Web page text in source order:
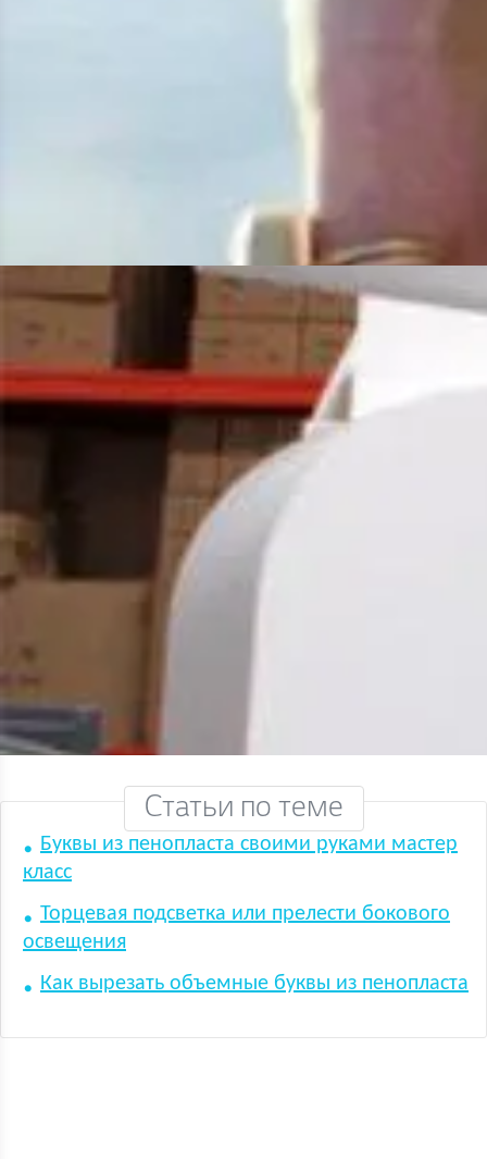
Статьи по теме
Буквы из пенопласта своими руками мастер
класс
Торцевая подсветка или прелести бокового
освещения
Как вырезать объемные буквы из пенопласта